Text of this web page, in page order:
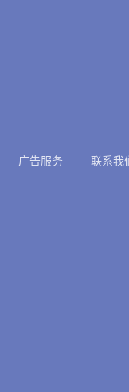
广告服务 联系我